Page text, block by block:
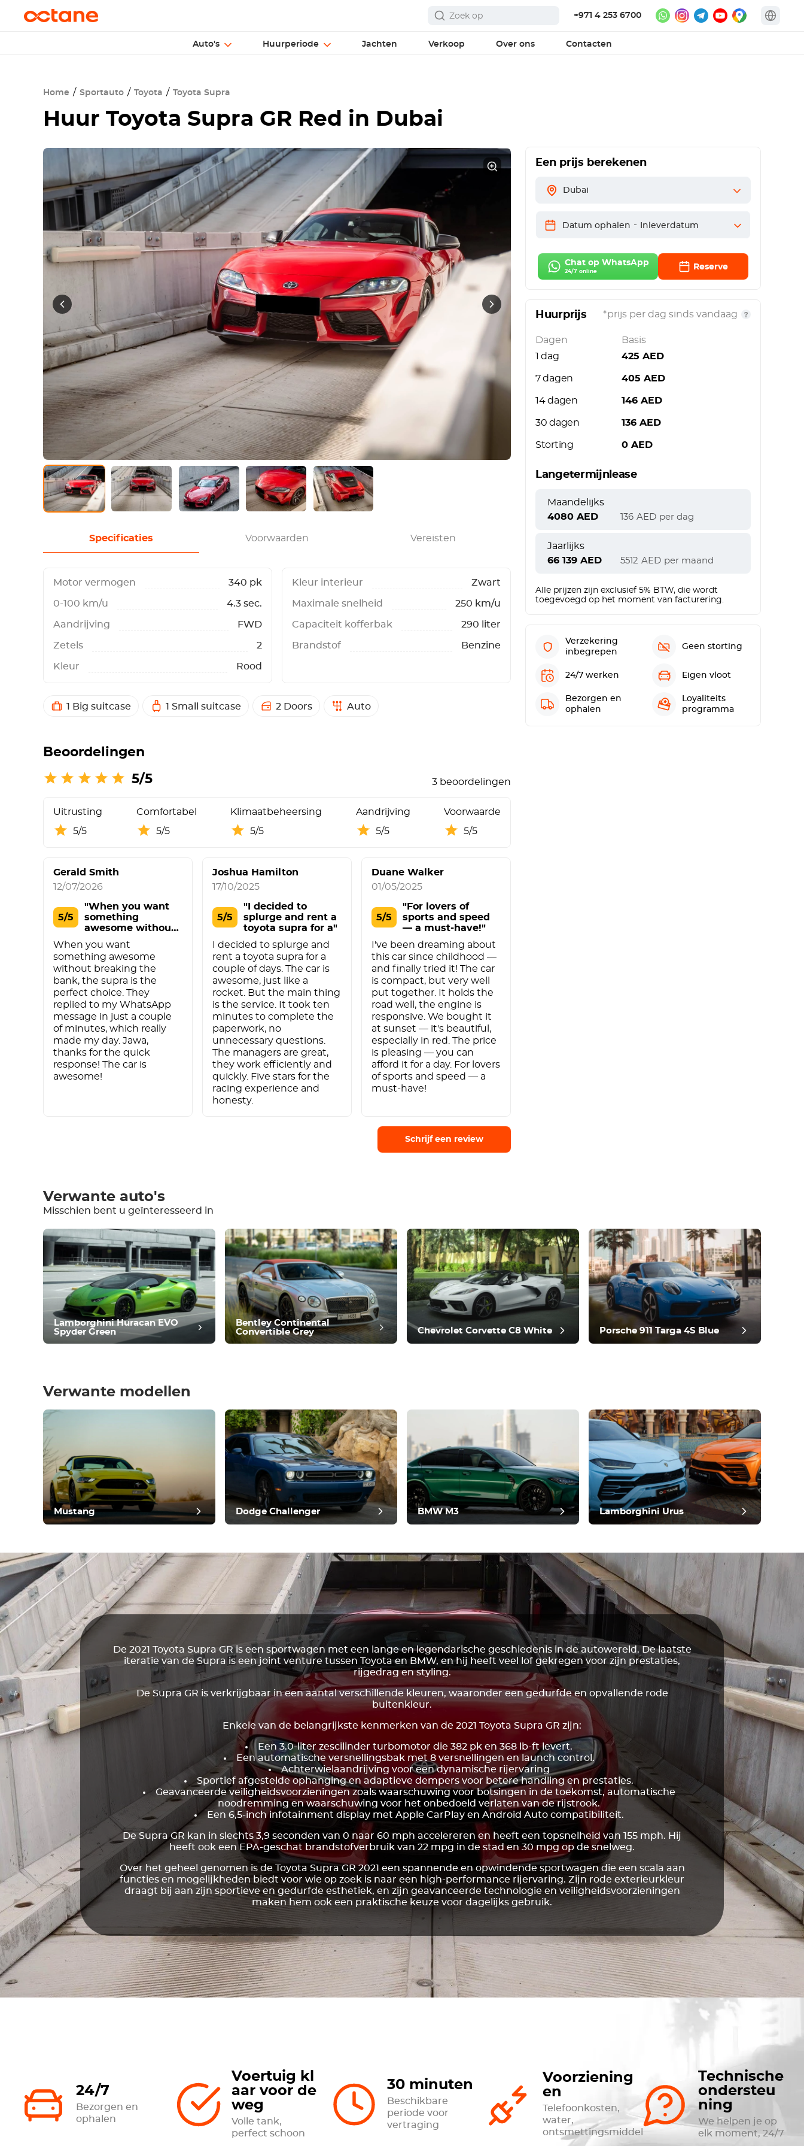
+971 4 253 6700
Auto's Huurperiode Jachten Verkoop Over ons Contacten
Home Sportauto Toyota Toyota Supra
Huur Toyota Supra GR Red in Dubai
Een prijs berekenen
Dubai
Datum ophalen - Inleverdatum
Chat op WhatsApp
24/7 online
Reserve
Huurprijs *prijs per dag sinds vandaag
Dagen
Basis
1 dag
425 AED
7 dagen 405 AED
14 dagen 146 AED
30 dagen 136 AED
Storting 0 AED
Langetermijnlease
Maandelijks
4080 AED 136 AED per dag
Jaarlijks
66 139 AED 5512 AED per maand
Alle prijzen zijn exclusief 5% BTW, die wordt
toegevoegd op het moment van facturering.
Verzekering
inbegrepen
Geen storting
24/7 werken Eigen vloot
Bezorgen en
ophalen
Loyaliteits
programma
Specificaties Voorwaarden Vereisten
Motor vermogen 340 pk
0-100 km/u 4.3 sec.
Aandrijving FWD
Zetels 2
Kleur Rood
Kleur interieur Zwart
Maximale snelheid 250 km/u
Capaciteit kofferbak 290 liter
Brandstof Benzine
1 Big suitcase 1 Small suitcase 2 Doors Auto
Beoordelingen
5/5 3 beoordelingen
Uitrusting
5/5
Comfortabel
5/5
Klimaatbeheersing
5/5
Aandrijving
5/5
Voorwaarde
5/5
Gerald Smith
12/07/2026
5/5
"When you want
something
awesome without
When you want
something awesome
without breaking the
bank, the supra is the
perfect choice. They
replied to my WhatsApp
message in just a couple
of minutes, which really
made my day. Jawa,
thanks for the quick
response! The car is
awesome!
Joshua Hamilton
17/10/2025
5/5
"I decided to
splurge and rent a
toyota supra for a"
I decided to splurge and
rent a toyota supra for a
couple of days. The car is
awesome, just like a
rocket. But the main thing
is the service. It took ten
minutes to complete the
paperwork, no
unnecessary questions.
The managers are great,
they work efficiently and
quickly. Five stars for the
racing experience and
honesty.
Duane Walker
01/05/2025
5/5
"For lovers of
sports and speed
— a must-have!"
I've been dreaming about
this car since childhood —
and finally tried it! The car
is compact, but very well
put together. It holds the
road well, the engine is
responsive. We bought it
at sunset — it's beautiful,
especially in red. The price
is pleasing — you can
afford it for a day. For lovers
of sports and speed — a
must-have!
Schrijf een review
Uitrusting
Comfortabel
Klimaatbeheersing
Aandrijving
Voorwaarde
post evaluatie
Verwante auto's
Misschien bent u geïnteresseerd in
Lamborghini Huracan EVO
Spyder Green
Bentley Continental
Convertible Grey
Chevrolet Corvette C8 White Porsche 911 Targa 4S Blue
Verwante modellen
Mustang Dodge Challenger BMW M3 Lamborghini Urus
De 2021 Toyota Supra GR is een sportwagen met een lange en legendarische geschiedenis in de autowereld. De laatste
iteratie van de Supra is een joint venture tussen Toyota en BMW, en hij heeft veel lof gekregen voor zijn prestaties,
rijgedrag en styling.
De Supra GR is verkrijgbaar in een aantal verschillende kleuren, waaronder een gedurfde en opvallende rode
buitenkleur.
Enkele van de belangrijkste kenmerken van de 2021 Toyota Supra GR zijn:
Een 3.0-liter zescilinder turbomotor die 382 pk en 368 lb-ft levert.
Een automatische versnellingsbak met 8 versnellingen en launch control.
Achterwielaandrijving voor een dynamische rijervaring
Sportief afgestelde ophanging en adaptieve dempers voor betere handling en prestaties.
Geavanceerde veiligheidsvoorzieningen zoals waarschuwing voor botsingen in de toekomst, automatische
noodremming en waarschuwing voor het onbedoeld verlaten van de rijstrook.
Een 6,5-inch infotainment display met Apple CarPlay en Android Auto compatibiliteit.
De Supra GR kan in slechts 3,9 seconden van 0 naar 60 mph accelereren en heeft een topsnelheid van 155 mph. Hij
heeft ook een EPA-geschat brandstofverbruik van 22 mpg in de stad en 30 mpg op de snelweg.
Over het geheel genomen is de Toyota Supra GR 2021 een spannende en opwindende sportwagen die een scala aan
functies en mogelijkheden biedt voor wie op zoek is naar een high-performance rijervaring. Zijn rode exterieurkleur
draagt bij aan zijn sportieve en gedurfde esthetiek, en zijn geavanceerde technologie en veiligheidsvoorzieningen
maken hem ook een praktische keuze voor dagelijks gebruik.
24/7
Bezorgen en
ophalen
Voertuig kl
aar voor de
weg
Volle tank,
perfect schoon
30 minuten
Beschikbare
periode voor
vertraging
Voorziening
en
Telefoonkosten,
water,
ontsmettingsmiddel
Technische
ondersteu
ning
We helpen je op
elk moment, 24/7